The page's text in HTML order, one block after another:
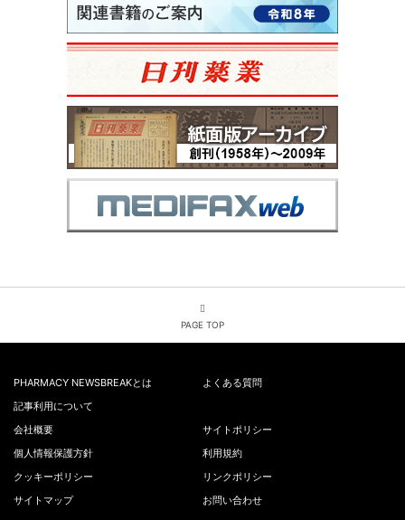
PAGE TOP
PHARMACY NEWSBREAKとは
よくある質問
記事利用について
会社概要
サイトポリシー
個人情報保護方針
利用規約
クッキーポリシー
リンクポリシー
サイトマップ
お問い合わせ